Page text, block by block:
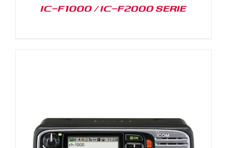
IC-F1000 / IC-F2000 SERIE